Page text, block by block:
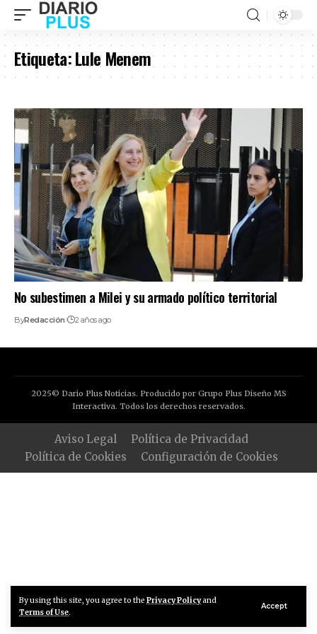
By using this site, you agree to the Privacy Policyand
Terms of Use.
Accept
Etiqueta:Lule Menem
No subestimen a Milei y su armado político territorial
ByRedacción 2 años ago
2025© Dario Plus Noticias. Producido por Grupo Plus Diseño MS
Interactiva. Todos los derechos reservados.
Aviso Legal
Política de Privacidad
Política de Cookies
Configuración de Cookies